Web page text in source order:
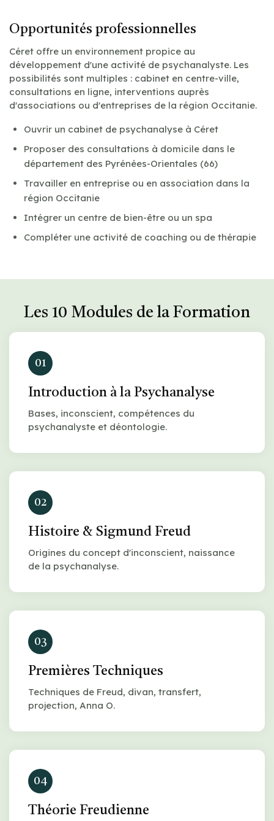
Opportunités professionnelles
Céret offre un environnement propice au
développement d'une activité de psychanalyste. Les
possibilités sont multiples : cabinet en centre-ville,
consultations en ligne, interventions auprès
d'associations ou d'entreprises de la région Occitanie.
Ouvrir un cabinet de psychanalyse à Céret
Proposer des consultations à domicile dans le
département des Pyrénées-Orientales (66)
Travailler en entreprise ou en association dans la
région Occitanie
Intégrer un centre de bien-être ou un spa
Compléter une activité de coaching ou de thérapie
Les 10 Modules de la Formation
01
Introduction à la Psychanalyse
Bases, inconscient, compétences du
psychanalyste et déontologie.
02
Histoire & Sigmund Freud
Origines du concept d'inconscient, naissance
de la psychanalyse.
03
Premières Techniques
Techniques de Freud, divan, transfert,
projection, Anna O.
04
Théorie Freudienne